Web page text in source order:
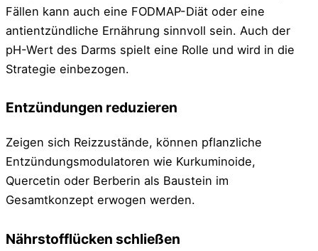
Fällen kann auch eine FODMAP-Diät oder eine
antientzündliche Ernährung sinnvoll sein. Auch der
pH-Wert des Darms spielt eine Rolle und wird in die
Strategie einbezogen.
Entzündungen reduzieren
Zeigen sich Reizzustände, können pflanzliche
Entzündungsmodulatoren wie Kurkuminoide,
Quercetin oder Berberin als Baustein im
Gesamtkonzept erwogen werden.
Nährstofflücken schließen